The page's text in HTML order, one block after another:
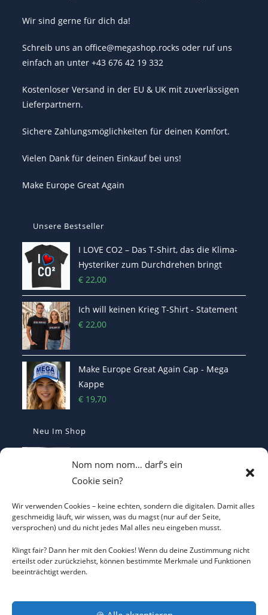
Nom nom nom… darf’s ein
Cookie sein?
Wir verwenden Cookies – keine echten, sondern die digitalen. Damit alles
geschmeidig läuft, wir wissen, was du magst (nur auf der Seite,
versprochen) und du nicht jedes Mal alles neu eingeben musst.
Klingt fair? Dann her mit den Cookies! Wenn du deine Zustimmung nicht
erteilst oder zurückziehst, können bestimmte Merkmale und Funktionen
beeinträchtigt werden.
Wir sind gerne für dich da!
Schreib uns an office@megashop.rocks oder ruf uns
einfach an unter +43 676 42 19 332
Kostenloser Versand in der EU & UK mit zuverlässigen
Lieferpartnern.
Sichere Zahlungsmöglichkeiten für deinen Komfort.
Vielen Dank für deinen Einkauf bei uns!
Make Europe Great Again
Unsere Bestseller
I LOVE CO2 – Das T-Shirt, das die Klima-
Hysteriker zum Durchdrehen bringt
€ 22,00
Ich will keinen Krieg T-Shirt - Statement
€ 22,00
Make Europe Great Again Cap - Mega
Kappe
€ 19,70
Neu Im Shop
Kaffetasse - Motiviert in den Morgen
€16,70
I LOVE CO2 – Das T-Shirt, das die Klima-
Hysteriker zum Durchdrehen bringt
Heterodoxer Extremist - Das provokante
€22,00